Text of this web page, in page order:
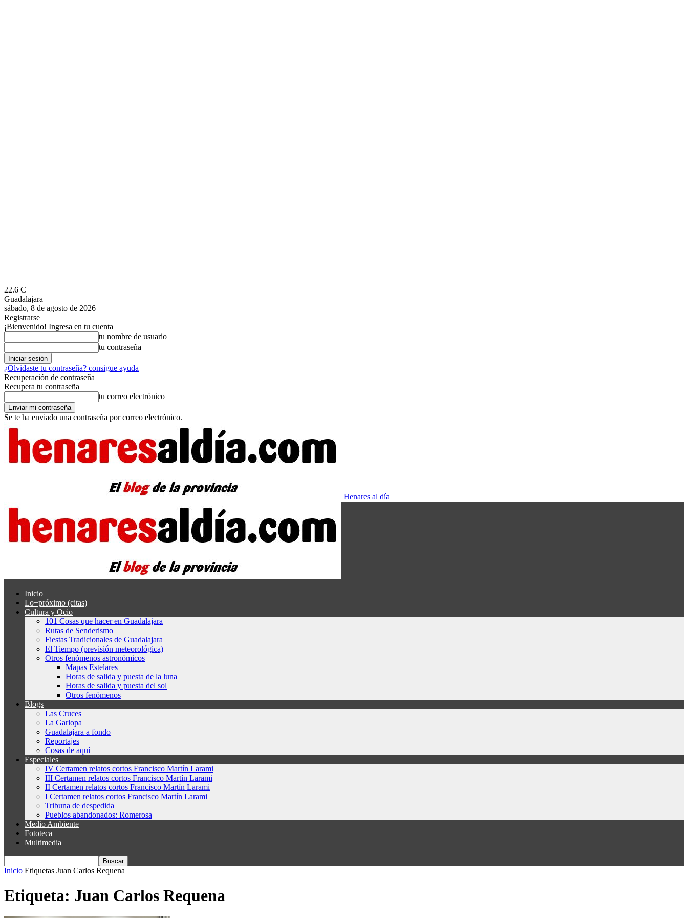
22.6 C
Guadalajara
sábado, 8 de agosto de 2026
Registrarse
¡Bienvenido! Ingresa en tu cuenta
tu nombre de usuario
tu contraseña
¿Olvidaste tu contraseña? consigue ayuda
Recuperación de contraseña
Recupera tu contraseña
tu correo electrónico
Se te ha enviado una contraseña por correo electrónico.
Henares al día
Inicio
Lo+próximo (citas)
Cultura y Ocio
101 Cosas que hacer en Guadalajara
Rutas de Senderismo
Fiestas Tradicionales de Guadalajara
El Tiempo (previsión meteorológica)
Otros fenómenos astronómicos
Mapas Estelares
Horas de salida y puesta de la luna
Horas de salida y puesta del sol
Otros fenómenos
Blogs
Las Cruces
La Garlopa
Guadalajara a fondo
Reportajes
Cosas de aquí
Especiales
IV Certamen relatos cortos Francisco Martín Larami
III Certamen relatos cortos Francisco Martín Larami
II Certamen relatos cortos Francisco Martín Larami
I Certamen relatos cortos Francisco Martín Larami
Tribuna de despedida
Pueblos abandonados: Romerosa
Medio Ambiente
Fototeca
Multimedia
Inicio Etiquetas Juan Carlos Requena
Etiqueta: Juan Carlos Requena